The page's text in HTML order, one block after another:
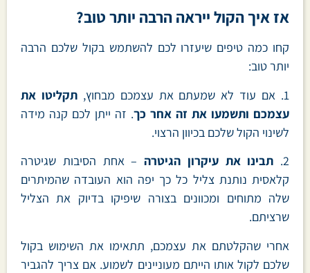
אז איך הקול ייראה הרבה יותר טוב?
קחו כמה טיפים שיעזרו לכם להשתמש בקול שלכם הרבה
יותר טוב:
1. אם עוד לא שמעתם את עצמכם מבחוץ,
תקליטו את
עצמכם ותשמעו את זה אחר כך. זה ייתן לכם קנה מידה
לשינוי הקול שלכם בכיוון הרצוי.
2.
תבינו את עיקרון הגיטרה – אחת הסיבות שגיטרה
קלאסית נותנת צליל כל כך יפה הוא העובדה שהמיתרים
שלה מתוחים ומכוונים בצורה שיפיקו בדיוק את הצליל
שרציתם.
אחרי שהקלטתם את עצמכם, תתאימו את השימוש בקול
שלכם לקול אותו הייתם מעוניינים לשמוע. אם צריך להגביר